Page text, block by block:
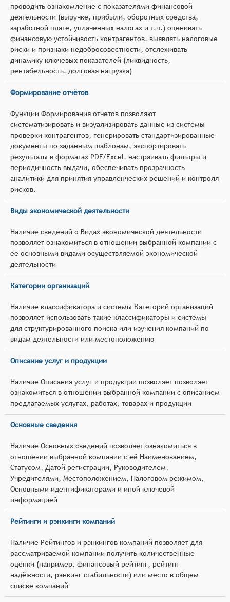
проводить ознакомление с показателями финансовой
деятельности (выручке, прибыли, оборотных средства,
заработной плате, уплаченных налогах и т.п.) оценивать
финансовую устойчивость контрагентов, выявлять налоговые
риски и признаки недобросовестности, отслеживать
динамику ключевых показателей (ликвидность,
рентабельность, долговая нагрузка)
Формирование отчётов
Функции Формирования отчётов позволяют
систематизировать и визуализировать данные из системы
проверки контрагентов, генерировать стандартизированные
документы по заданным шаблонам, экспортировать
результаты в форматах PDF/Excel, настраивать фильтры и
периодичность выдачи, обеспечивать прозрачность
аналитики для принятия управленческих решений и контроля
рисков.
Виды экономической деятельности
Наличие сведений о Видах экономической деятельности
позволяет ознакомиться в отношении выбранной компании с
её основными видами осуществляемой экономической
деятельности
Категории организаций
Наличие классификатора и системы Категорий организаций
позволяет использовать такие классификаторы и системы
для структурированного поиска или изучения компаний по
видам деятельности или местоположению
Описание услуг и продукции
Наличие Описания услуг и продукции позволяет позволяет
ознакомиться в отношении выбранной компании с описанием
предлагаемых услугах, работах, товарах и продукции
Основные сведения
Наличие Основных сведений позволяет ознакомиться в
отношении выбранной компании с её Наименованием,
Статусом, Датой регистрации, Руководителем,
Учредителями, Местоположением, Налоговом режимом,
Основными идентификаторами и иной ключевой
информацией
Рейтинги и рэнкинги компаний
Наличие Рейтингов и рэнкингов компаний позволяет для
рассматриваемой компании получить количественные
оценки (например, финансовый рейтинг, рейтинг
надёжности, рэнкинг стабильности) или место в общем
списке компаний